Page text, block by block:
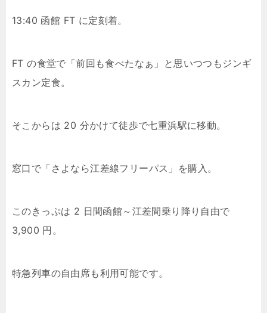
13:40 函館 FT に定刻着。
FT の食堂で「前回も食べたなぁ」と思いつつもジンギ
スカン定食。
そこからは 20 分かけて徒歩で七重浜駅に移動。
窓口で「さよなら江差線フリーパス」を購入。
このきっぷは 2 日間函館～江差間乗り降り自由で
3,900 円。
特急列車の自由席も利用可能です。